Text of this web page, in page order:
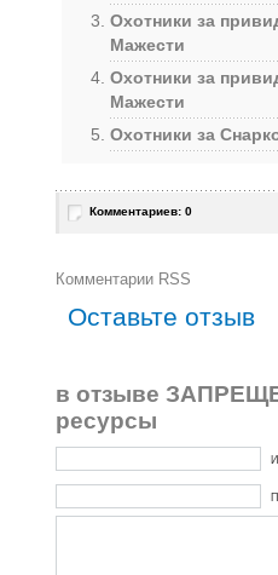
Охотники за
Мажести
Охотники за
Мажести
Охотники за
Комментариев: 0
Комментарии RSS
Оставьте отзыв
в отзыве
ресурсы